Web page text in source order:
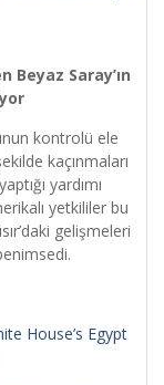
Beyaz Saray’ın
kontrolü ele
kaçınmaları
yardımı
yetkililer bu
gelişmeleri
House’s Egypt